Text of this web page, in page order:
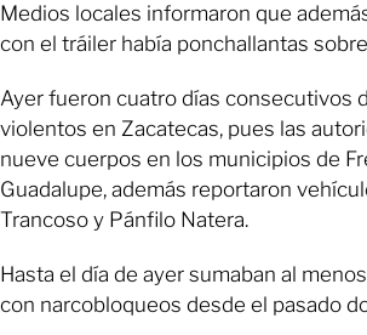
Medios locales informaron que
con el tráiler había ponchallantas
Ayer fueron cuatro días consecutivos
violentos en Zacatecas, pues las
nueve cuerpos en los municipios de
Guadalupe, además reportaron
Trancoso y Pánfilo Natera.
Hasta el día de ayer sumaban al
con narcobloqueos desde el pasado